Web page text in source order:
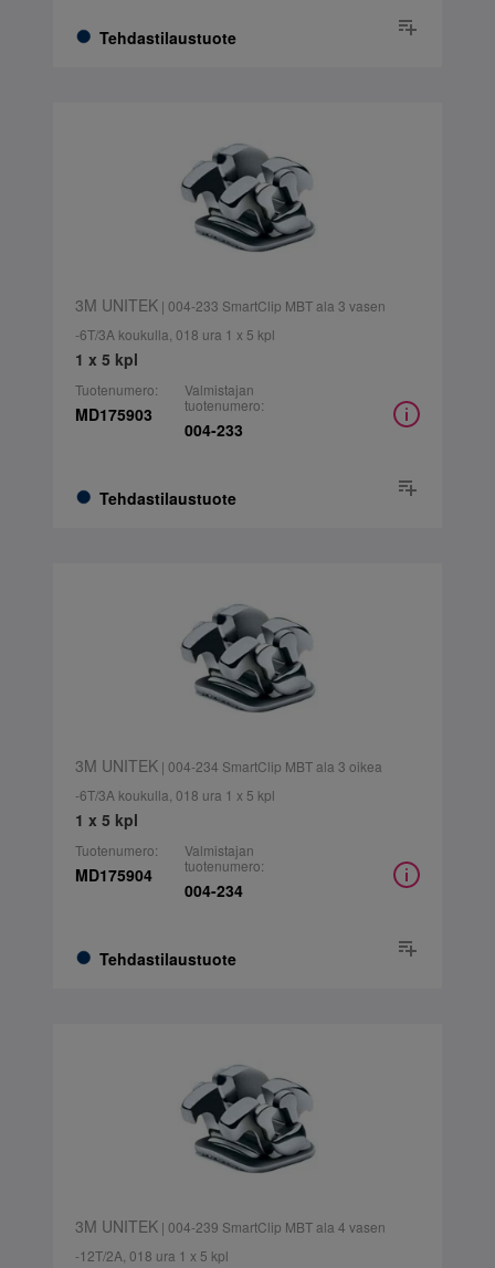
Tehdastilaustuote
3M UNITEK| 004-233 SmartClip MBT ala 3 vasen
-6T/3A koukulla, 018 ura 1 x 5 kpl
1 x 5 kpl
Tuotenumero:
MD175903
Tehdastilaustuote
Valmistajan
tuotenumero:
004-233
3M UNITEK| 004-234 SmartClip MBT ala 3 oikea
-6T/3A koukulla, 018 ura 1 x 5 kpl
1 x 5 kpl
Tuotenumero:
MD175904
Tehdastilaustuote
Valmistajan
tuotenumero:
004-234
3M UNITEK| 004-239 SmartClip MBT ala 4 vasen
-12T/2A, 018 ura 1 x 5 kpl